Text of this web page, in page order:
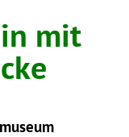
mit